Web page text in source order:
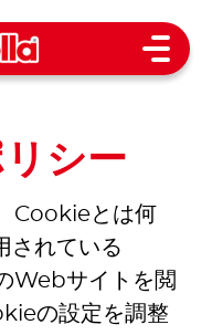
Open
シー
Cookieとは何
されている
Webサイトを閲
の設定を調整